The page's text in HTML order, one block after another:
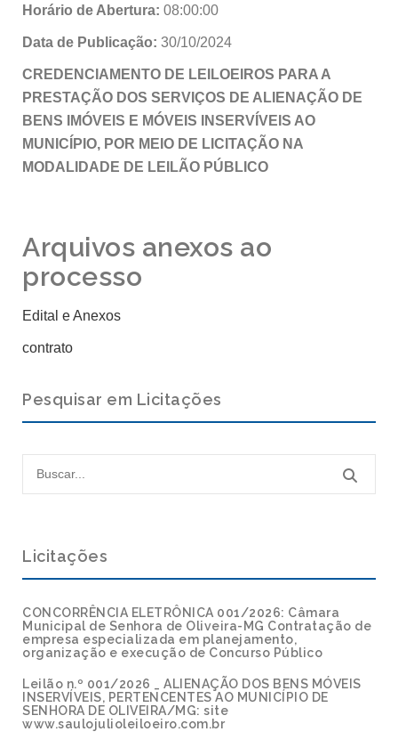
Horário de Abertura: 08:00:00
Data de Publicação: 30/10/2024
CREDENCIAMENTO DE LEILOEIROS PARA A
PRESTAÇÃO DOS SERVIÇOS DE ALIENAÇÃO DE
BENS IMÓVEIS E MÓVEIS INSERVÍVEIS AO
MUNICÍPIO, POR MEIO DE LICITAÇÃO NA
MODALIDADE DE LEILÃO PÚBLICO
Arquivos anexos ao
processo
Edital e Anexos
contrato
Pesquisar em Licitações
Licitações
CONCORRÊNCIA ELETRÔNICA 001/2026: Câmara
Municipal de Senhora de Oliveira-MG Contratação de
empresa especializada em planejamento,
organização e execução de Concurso Público
Leilão n.º 001/2026 _ ALIENAÇÃO DOS BENS MÓVEIS
INSERVÍVEIS, PERTENCENTES AO MUNICÍPIO DE
SENHORA DE OLIVEIRA/MG: site
www.saulojulioleiloeiro.com.br